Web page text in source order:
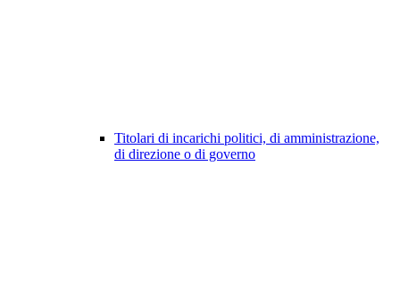
Titolari di incarichi politici, di amministrazione,
di direzione o di governo